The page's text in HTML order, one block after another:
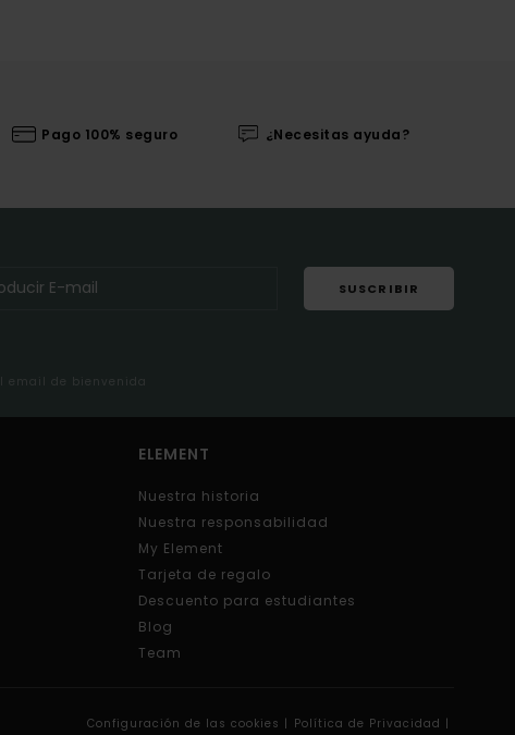
Pago 100% seguro ¿Necesitas ayuda?
SUSCRIBIR
email de bienvenida
ELEMENT
Nuestra historia
Nuestra responsabilidad
My Element
Tarjeta de regalo
Descuento para estudiantes
Blog
Team
Configuración de las cookies | Política de Privacidad |